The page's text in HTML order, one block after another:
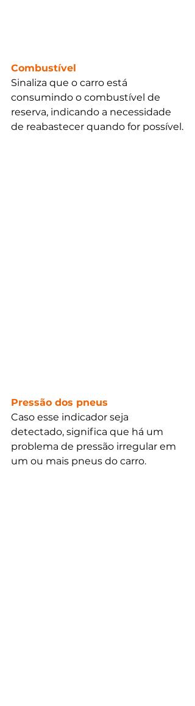
Combustível
Sinaliza que o carro está
consumindo o combustível de
reserva, indicando a necessidade
de reabastecer quando for possível.
Pressão dos pneus
Caso esse indicador seja
detectado, significa que há um
problema de pressão irregular em
um ou mais pneus do carro.